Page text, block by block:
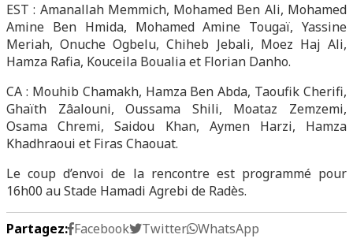
EST : Amanallah Memmich, Mohamed Ben Ali, Mohamed
Amine Ben Hmida, Mohamed Amine Tougaï, Yassine
Meriah, Onuche Ogbelu, Chiheb Jebali, Moez Haj Ali,
Hamza Rafia, Kouceila Boualia et Florian Danho.
CA : Mouhib Chamakh, Hamza Ben Abda, Taoufik Cherifi,
Ghaïth Zâalouni, Oussama Shili, Moataz Zemzemi,
Osama Chremi, Saidou Khan, Aymen Harzi, Hamza
Khadhraoui et Firas Chaouat.
Le coup d’envoi de la rencontre est programmé pour
16h00 au Stade Hamadi Agrebi de Radès.
Partagez: Facebook Twitter WhatsApp